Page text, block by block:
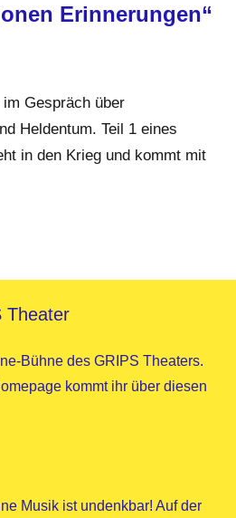
Erinnerungen“
Gespräch über
Heldentum. Teil 1 eines
in den Krieg und kommt mit
Theater
Bühne des GRIPS Theaters.
kommt ihr über diesen
Musik ist undenkbar! Auf der